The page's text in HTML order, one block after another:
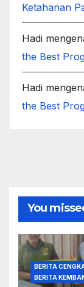
Ketahanan
Hadi
the Best
Hadi
the Best
You
BERITA
BERITA